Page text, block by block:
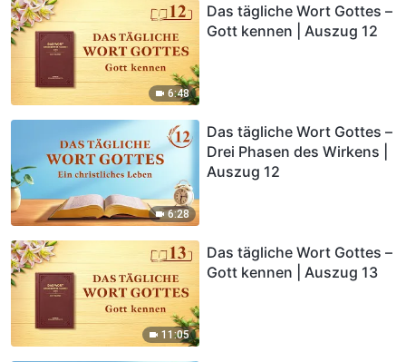
6:48
Das tägliche Wort Gottes –
Gott kennen | Auszug 12
6:28
Das tägliche Wort Gottes –
Drei Phasen des Wirkens |
Auszug 12
11:05
Das tägliche Wort Gottes –
Gott kennen | Auszug 13